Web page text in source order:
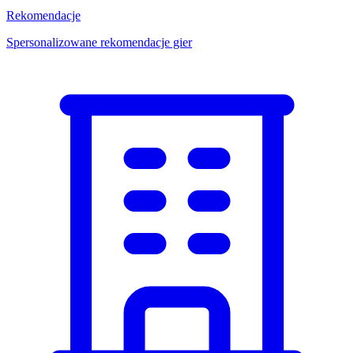
Rekomendacje
Spersonalizowane rekomendacje gier